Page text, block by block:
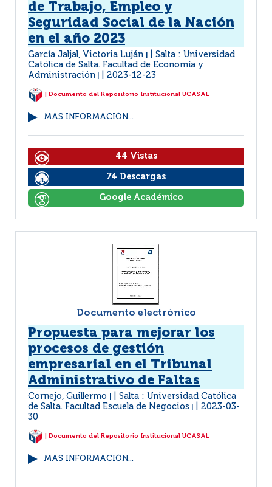
de Trabajo, Empleo y
Seguridad Social de la Nación
en el año 2023
García Jaljal, Victoria Luján
Salta : Universidad
Católica de Salta. Facultad de Economía y
Administración
2023-12-23
| Documento del Repositorio Institucional UCASAL
MÁS INFORMACIÓN...
44 Vistas
74 Descargas
Google Académico
Documento electrónico
Propuesta para mejorar los
procesos de gestión
empresarial en el Tribunal
Administrativo de Faltas
Cornejo, Guillermo
Salta : Universidad Católica
de Salta. Facultad Escuela de Negocios
2023-03-
30
| Documento del Repositorio Institucional UCASAL
MÁS INFORMACIÓN...